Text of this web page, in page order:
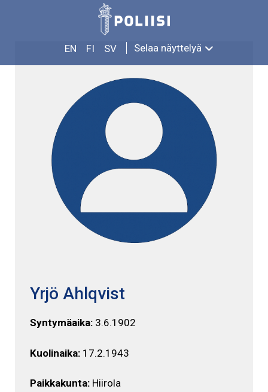
EN FI SV Selaa näyttelyä
YRJÖ AHLQVIST
Yrjö Ahlqvist
Syntymäaika: 3.6.1902
Kuolinaika: 17.2.1943
Paikkakunta: Hiirola